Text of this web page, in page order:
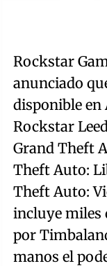
Rockstar
anunciado
disponible en
Rockstar
Grand Theft
Theft Auto:
Theft Auto:
incluye miles
por
manos el